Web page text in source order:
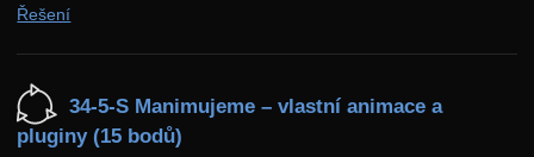
Řešení
34-5-S Manimujeme – vlastní animace a
pluginy (15 bodů)